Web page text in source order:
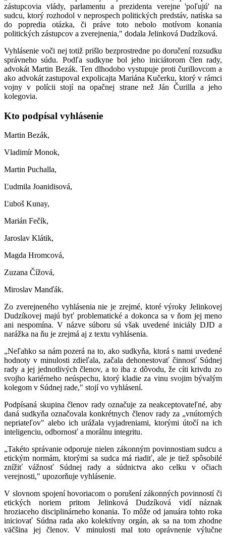
zástupcovia vlády, parlamentu a prezidenta verejne 'poľujú' na
sudcu, ktorý rozhodol v neprospech politických predstáv, natíska sa
do popredia otázka, či práve toto nebolo motívom konania
politických zástupcov a zverejnenia," dodala Jelinková Dudzíková.
Vyhlásenie voči nej totiž prišlo bezprostredne po doručení rozsudku
správneho súdu. Podľa sudkyne bol jeho iniciátorom člen rady,
advokát Martin Bezák. Ten dlhodobo vystupuje proti čurillovcom a
ako advokát zastupoval expolicajta Mariána Kučerku, ktorý v rámci
vojny v polícii stojí na opačnej strane než Ján Čurilla a jeho
kolegovia.
Kto podpísal vyhlásenie
Martin Bezák,
Vladimír Monok,
Martin Puchalla,
Ľudmila Joanidisová,
Ľuboš Kunay,
Marián Fečík,
Jaroslav Klátik,
Magda Hromcová,
Zuzana Čížová,
Miroslav Manďák.
Zo zverejneného vyhlásenia nie je zrejmé, ktoré výroky Jelinkovej
Dudzíkovej majú byť problematické a dokonca sa v ňom jej meno
ani nespomína. V názve súboru sú však uvedené iniciály DJD a
narážka na ňu je zrejmá aj z textu vyhlásenia.
„Neľahko sa nám pozerá na to, ako sudkyňa, ktorá s nami uvedené
hodnoty v minulosti zdieľala, začala dehonestovať činnosť Súdnej
rady a jej jednotlivých členov, a to iba z dôvodu, že cíti krivdu zo
svojho kariérneho neúspechu, ktorý kladie za vinu svojim bývalým
kolegom v Súdnej rade," stojí vo vyhlásení.
Podpísaná skupina členov rady označuje za neakceptovateľné, aby
daná sudkyňa označovala konkrétnych členov rady za „vnútorných
nepriateľov" alebo ich urážala vyjadreniami, ktorými útočí na ich
inteligenciu, odbornosť a morálnu integritu.
„Takéto správanie odporuje nielen zákonným povinnostiam sudcu a
etickým normám, ktorými sa sudca má riadiť, ale je tiež spôsobilé
znížiť vážnosť Súdnej rady a súdnictva ako celku v očiach
verejnosti," upozorňuje vyhlásenie.
V slovnom spojení hovoriacom o porušení zákonných povinností či
etických noriem pritom Jelinková Dudzíková vidí náznak
hroziaceho disciplinárneho konania. To môže od januára tohto roka
iniciovať Súdna rada ako kolektívny orgán, ak sa na tom zhodne
väčšina jej členov. V minulosti mal toto oprávnenie výlučne